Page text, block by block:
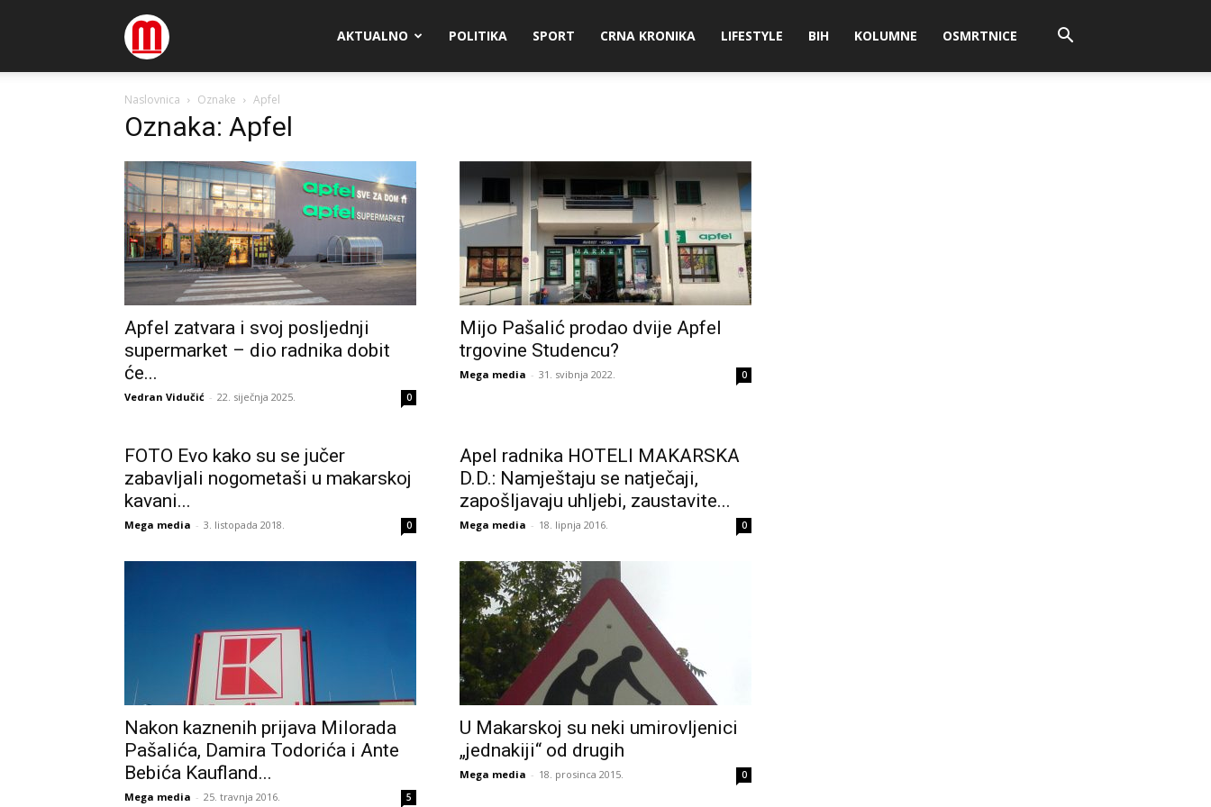
Megamedia AKTUALNO POLITIKA SPORT CRNA KRONIKA LIFESTYLE BIH KOLUMNE OSMRTNICE
Naslovnica Oznake Apfel
Oznaka: Apfel
Apfel zatvara i svoj posljednji
supermarket – dio radnika dobit
će...
Vedran Vidučić - 22. siječnja 2025. 0
Mijo Pašalić prodao dvije Apfel
trgovine Studencu?
Mega media - 31. svibnja 2022. 0
FOTO Evo kako su se jučer
zabavljali nogometaši u makarskoj
kavani...
Mega media - 3. listopada 2018. 0
Apel radnika HOTELI MAKARSKA
D.D.: Namještaju se natječaji,
zapošljavaju uhljebi, zaustavite...
Mega media - 18. lipnja 2016. 0
Nakon kaznenih prijava Milorada
Pašalića, Damira Todorića i Ante
Bebića Kaufland...
Mega media - 25. travnja 2016. 5
U Makarskoj su neki umirovljenici
„jednakiji“ od drugih
Mega media - 18. prosinca 2015. 0